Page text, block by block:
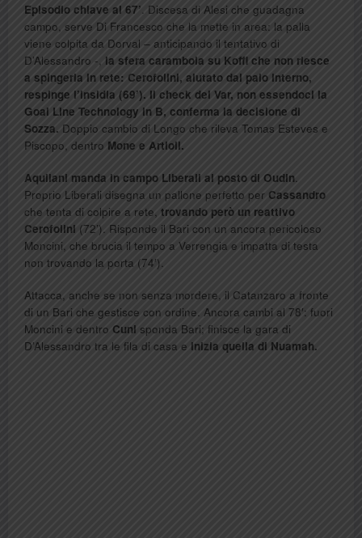
Episodio chiave al 67’. Discesa di Alesi che guadagna
campo, serve Di Francesco che la mette in area: la palla
viene colpita da Dorval – anticipando il tentativo di
D’Alessandro -, la sfera carambola su Koffi che non riesce
a spingerla in rete: Cerofolini, aiutato dal palo interno,
respinge l’insidia (69’). Il check del Var, non essendoci la
Goal Line Technology in B, conferma la decisione di
Sozza. Doppio cambio di Longo che rileva Tomas Esteves e
Piscopo, dentro Mone e Artioli.
Aquilani manda in campo Liberali al posto di Oudin.
Proprio Liberali disegna un pallone perfetto per Cassandro
che tenta di colpire a rete, trovando però un reattivo
Cerofolini (72’). Risponde il Bari con un ancora pericoloso
Moncini, che brucia il tempo a Verrengia e impatta di testa
non trovando la porta (74′).
Attacca, anche se non senza mordere, il Catanzaro a fronte
di un Bari che gestisce con ordine. Ancora cambi al 78′: fuori
Moncini e dentro Cuni sponda Bari; finisce la gara di
D’Alessandro tra le fila di casa e inizia quella di Nuamah.